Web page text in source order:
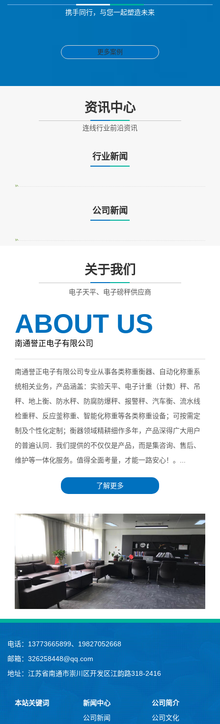
携手同行，与您一起塑造未来
更多案例
资讯中心
连线行业前沿资讯
行业新闻
公司新闻
关于我们
电子天平、电子磅秤供应商
ABOUT US
南通誉正电子有限公司
南通誉正电子有限公司专业从事各类称重衡器、自动化称重系
统相关业务，产品涵盖：实验天平、电子计重（计数）秤、吊
秤、地上衡、防水秤、防腐防爆秤、报警秤、汽车衡、流水线
检重秤、反应釜称重、智能化称重等各类称重设备；可按需定
制及个性化定制；衡器领域精耕细作多年，产品深得广大用户
的普遍认同．我们提供的不仅仅是产品，而是集咨询、售后、
维护等一体化服务。值得全面考量，才能一路安心！。...
了解更多
电话：13773665899、19827052668
邮箱：326258448@qq.com
地址：江苏省南通市崇川区开发区江韵路318-2416
本站关键词
新闻中心
公司新闻
公司简介
公司文化